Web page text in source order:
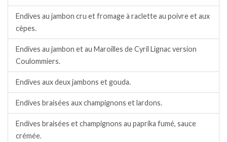
Endives au jambon cru et fromage à raclette au poivre et aux
cèpes.
Endives au jambon et au Maroilles de Cyril Lignac version
Coulommiers.
Endives aux deux jambons et gouda.
Endives braisées aux champignons et lardons.
Endives braisées et champignons au paprika fumé, sauce
crémée.